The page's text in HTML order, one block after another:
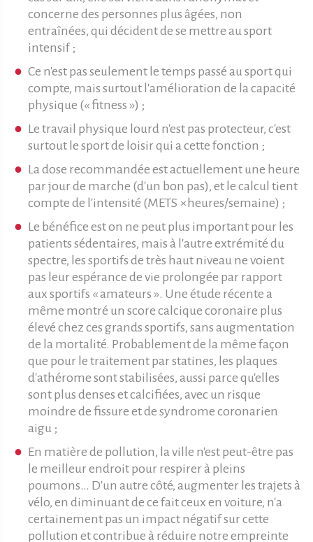
concerne des personnes plus âgées, non
entraînées, qui décident de se mettre au sport
intensif ;
Ce n'est pas seulement le temps passé au sport qui
compte, mais surtout l'amélioration de la capacité
physique (« fitness ») ;
Le travail physique lourd n'est pas protecteur, c'est
surtout le sport de loisir qui a cette fonction ;
La dose recommandée est actuellement une heure
par jour de marche (d'un bon pas), et le calcul tient
compte de l'intensité (METS ×heures/semaine) ;
Le bénéfice est on ne peut plus important pour les
patients sédentaires, mais à l'autre extrémité du
spectre, les sportifs de très haut niveau ne voient
pas leur espérance de vie prolongée par rapport
aux sportifs « amateurs ». Une étude récente a
même montré un score calcique coronaire plus
élevé chez ces grands sportifs, sans augmentation
de la mortalité. Probablement de la même façon
que pour le traitement par statines, les plaques
d'athérome sont stabilisées, aussi parce qu'elles
sont plus denses et calcifiées, avec un risque
moindre de fissure et de syndrome coronarien
aigu ;
En matière de pollution, la ville n'est peut-être pas
le meilleur endroit pour respirer à pleins
poumons… D'un autre côté, augmenter les trajets à
vélo, en diminuant de ce fait ceux en voiture, n'a
certainement pas un impact négatif sur cette
pollution et contribue à réduire notre empreinte